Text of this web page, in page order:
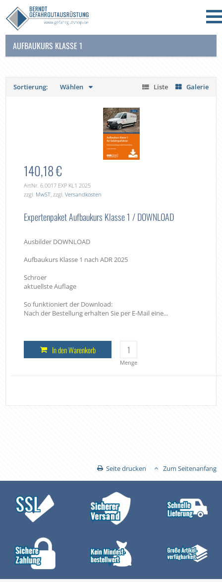
AUFBAUKURS KLASSE 1
Sortierung: Wählen Liste Galerie
140,18 €
ArtNr. 6.0017 EXP KL1 2025
zzgl. MwST, zzgl.Versandkosten
Expertenpaket Aufbaukurs Klasse 1 / DOWNLOAD
Ausbilder DOWNLOAD
Aufbaukurs Klasse 1 nach ADR 2025
Schroer
aktuellste Auflage
So funktioniert der Download:
Nach der Bestellung erhalten Sie per E-Mail eine...
Menge
In den Warenkorb
Seite drucken Zum Seitenanfang